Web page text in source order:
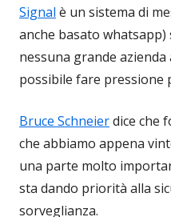
Signal è un sistema di
anche basato whatsapp)
nessuna grande
possibile fare pressione
Bruce Schneierdice che
che abbiamo appena
una parte molto
sta dando priorità alla
sorveglianza.